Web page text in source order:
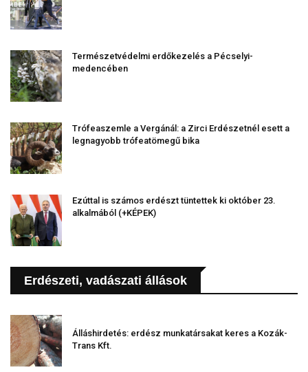
Természetvédelmi erdőkezelés a Pécselyi-
medencében
Trófeaszemle a Vergánál: a Zirci Erdészetnél esett a
legnagyobb trófeatömegű bika
Ezúttal is számos erdészt tüntettek ki október 23.
alkalmából (+KÉPEK)
Erdészeti, vadászati állások
Álláshirdetés: erdész munkatársakat keres a Kozák-
Trans Kft.